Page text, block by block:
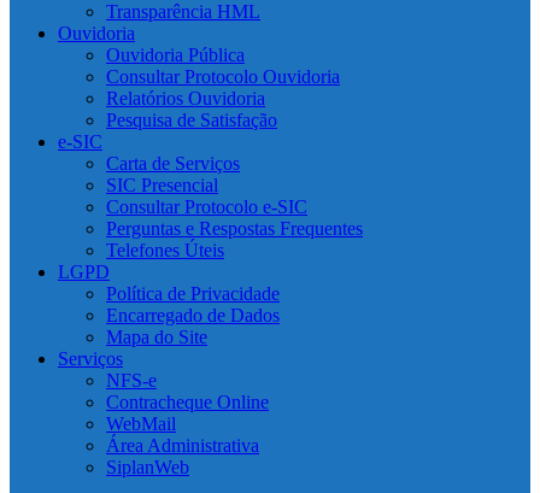
Transparência HML
Ouvidoria
Ouvidoria Pública
Consultar Protocolo Ouvidoria
Relatórios Ouvidoria
Pesquisa de Satisfação
e-SIC
Carta de Serviços
SIC Presencial
Consultar Protocolo e-SIC
Perguntas e Respostas Frequentes
Telefones Úteis
LGPD
Política de Privacidade
Encarregado de Dados
Mapa do Site
Serviços
NFS-e
Contracheque Online
WebMail
Área Administrativa
SiplanWeb